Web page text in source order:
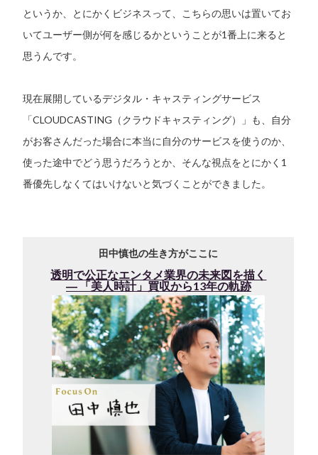
というか、とにかくビジネスって、こちらの思いは置いてお
いてユーザー側が何を感じるかということが1番上に来ると
思うんです。
現在展開しているデジタル・キャスティングサービス
「CLOUDCASTING（クラウドキャスティング）」も、自分
がお客さんだった場合に本当に自分のサービスを使うのか、
使った途中でどう思うだろうとか、そんな視点をとにかく1
番優先しなくてはいけないと気づくことができました。
田中慎也の生き方がここに
透明で公正なエンタメ業界の未来図を描く
― 「美人時計」買収から13年の軌跡